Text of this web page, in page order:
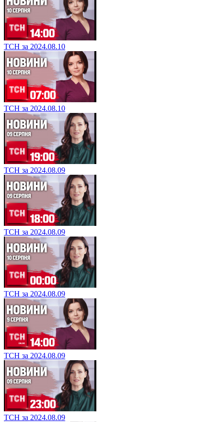
ТСН за 2024.08.10
ТСН за 2024.08.10
ТСН за 2024.08.09
ТСН за 2024.08.09
ТСН за 2024.08.09
ТСН за 2024.08.09
ТСН за 2024.08.09